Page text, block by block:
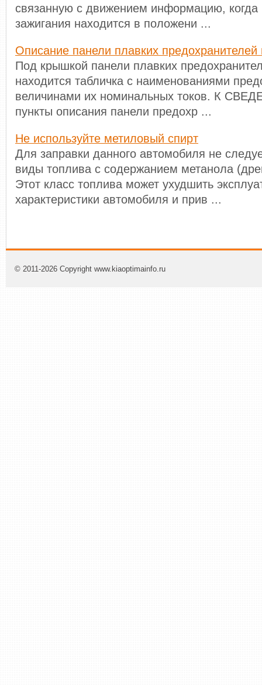
связанную с движением информацию, когда
зажигания находится в положени ...
Описание панели плавких предохранителей
Под крышкой панели плавких
находится табличка с наименованиями
величинами их номинальных токов. К
пункты описания панели предохр ...
Не используйте метиловый спирт
Для заправки данного автомобиля не
виды топлива с содержанием метанола
Этот класс топлива может ухудшить
характеристики автомобиля и прив ...
© 2011-2026 Copyright www.kiaoptimainfo.ru